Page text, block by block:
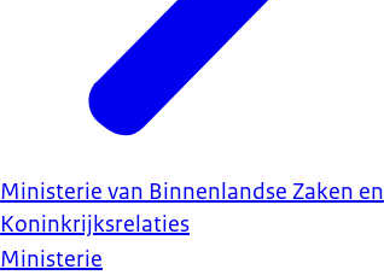
Ministerie van Binnenlandse Zaken en
Koninkrijksrelaties
Ministerie